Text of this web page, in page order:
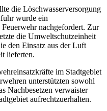
die Löschwasserversorgung
wurde ein
nachgefordert. Zur
die Umweltschutzeinheit
den Einsatz aus der Luft
lieferten.
im Stadtgebiet
unterstützten sowohl
Nachbesetzen verwaister
aufrechtzuerhalten.